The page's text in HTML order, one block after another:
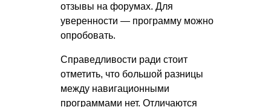
отзывы на форумах. Для
уверенности — программу можно
опробовать.
Справедливости ради стоит
отметить, что большой разницы
между навигационными
программами нет. Отличаются